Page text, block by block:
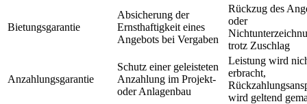
Bietungsgarantie
Absicherung der
Ernsthaftigkeit eines
Angebots bei Vergaben
Rückzug des
oder
trotz Zuschlag
Anzahlungsgarantie
Schutz einer geleisteten
Anzahlung im Projekt-
oder Anlagenbau
Leistung wird
erbracht,
wird geltend